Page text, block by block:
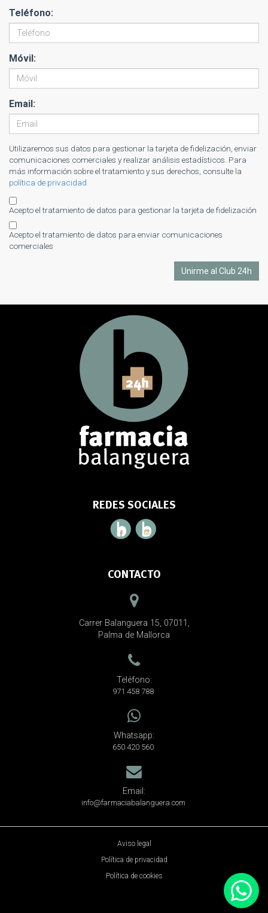
Teléfono:
Móvil:
Email:
Utilizaremos sus datos para gestionar la tarjeta de fidelización, enviar
comunicaciones comerciales y realizar análisis estadísticos. Para
más información sobre el tratamiento y sus derechos, consulte la
política de privacidad
Acepto el tratamiento de datos para gestionar la tarjeta de fidelización
Acepto el tratamiento de datos para enviar comunicaciones
comerciales
REDES SOCIALES
CONTACTO
Carrer Balanguera 15, 07011,
Palma de Mallorca
Teléfono:
971 458 788
Whatsapp:
650 420 560
Email:
info@farmaciabalanguera.com
Aviso legal
Política de privacidad
Política de cookies